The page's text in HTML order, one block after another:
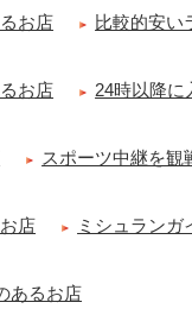
お店 比較的安い
お店 24時以降に
スポーツ中継を観
店 ミシュランガ
あるお店